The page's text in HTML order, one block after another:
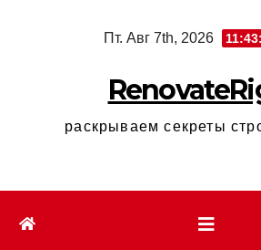
Пт. Авг 7th, 2026
раскрываем секреты